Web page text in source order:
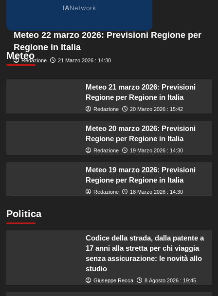
IANetwork
Meteo
Meteo 22 marzo 2026: Previsioni Regione per
Regione in Italia
Redazione 21 Marzo 2026 : 14:30
Meteo 21 marzo 2026: Previsioni
Regione per Regione in Italia
Redazione 20 Marzo 2026 : 15:42
Meteo 20 marzo 2026: Previsioni
Regione per Regione in Italia
Redazione 19 Marzo 2026 : 14:30
Meteo 19 marzo 2026: Previsioni
Regione per Regione in Italia
Redazione 18 Marzo 2026 : 14:30
Politica
Codice della strada, dalla patente a
17 anni alla stretta per chi viaggia
senza assicurazione: le novità allo
studio
Giuseppe Recca 8 Agosto 2026 : 19:45